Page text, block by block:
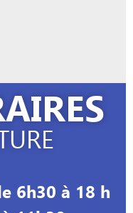
6h30 à 18 h